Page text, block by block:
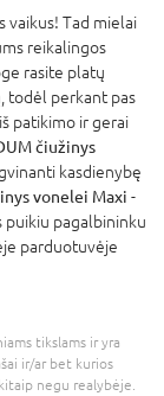
vaikus! Tad mielai
reikalingos
rasite platų
todėl perkant pas
patikimo ir gerai
čiužinys
kasdienybę
vonelei Maxi -
puikiu pagalbininku
parduotuvėje
tikslams ir yra
ir/ar bet kurios
negu realybėje.